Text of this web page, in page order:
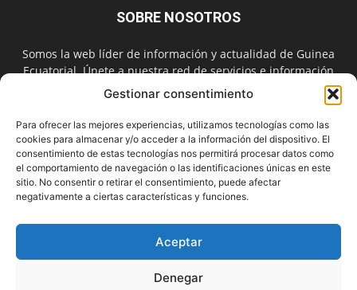
Gestionar consentimiento
Para ofrecer las mejores experiencias, utilizamos tecnologías como las
cookies para almacenar y/o acceder a la información del dispositivo. El
consentimiento de estas tecnologías nos permitirá procesar datos como
el comportamiento de navegación o las identificaciones únicas en este
sitio. No consentir o retirar el consentimiento, puede afectar
negativamente a ciertas características y funciones.
Aceptar
Denegar
SOBRE NOSOTROS
Somos la web líder de información y actualidad de Guinea
Ecuatorial. Únete a nuestra red de servicios e información
digital también en las redes sociales.
Contáctanos:info@guineainfomarket.com
SÍGUENOS
Asóciate